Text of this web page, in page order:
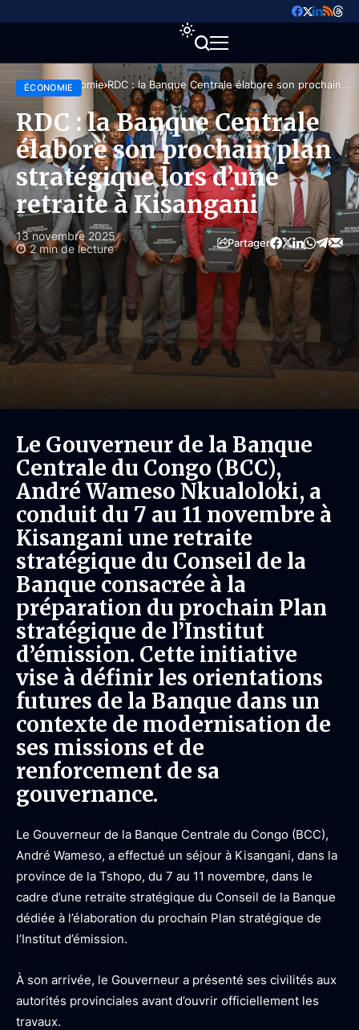
Accueil Économie RDC : la Banque Centrale élabore son prochain
plan stratégique lors d’une retraite à Kisangani
ÉCONOMIE
RDC : la Banque Centrale
élabore son prochain plan
stratégique lors d’une
retraite à Kisangani
13 novembre 2025
2 min de lecture
Partager
Le Gouverneur de la Banque
Centrale du Congo (BCC),
André Wameso Nkualoloki, a
conduit du 7 au 11 novembre à
Kisangani une retraite
stratégique du Conseil de la
Banque consacrée à la
préparation du prochain Plan
stratégique de l’Institut
d’émission. Cette initiative
vise à définir les orientations
futures de la Banque dans un
contexte de modernisation de
ses missions et de
renforcement de sa
gouvernance.
Le Gouverneur de la Banque Centrale du Congo (BCC),
André Wameso, a effectué un séjour à Kisangani, dans la
province de la Tshopo, du 7 au 11 novembre, dans le
cadre d’une retraite stratégique du Conseil de la Banque
dédiée à l’élaboration du prochain Plan stratégique de
l’Institut d’émission.
À son arrivée, le Gouverneur a présenté ses civilités aux
autorités provinciales avant d’ouvrir officiellement les
travaux.